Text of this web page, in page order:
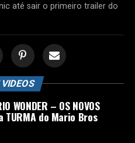
até sair o primeiro trailer do
WONDER – OS NOVOS
TURMA do Mario Bros